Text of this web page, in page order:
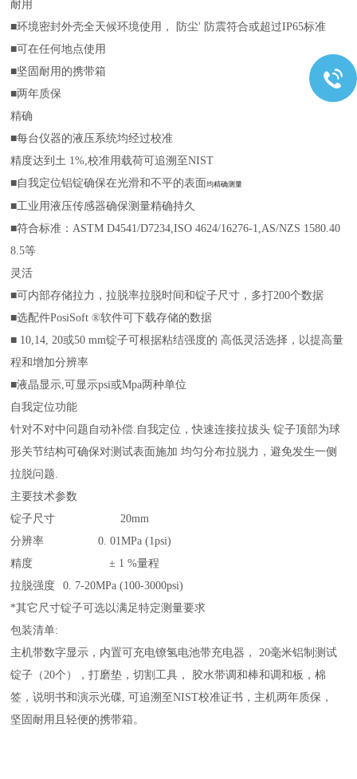
耐用
■环境密封外壳全天候环境使用， 防尘' 防震符合或超过IP65标准
■可在任何地点使用
■坚固 耐用的携带箱
■两年质保
精确
■每台仪器的液压系统均经过校准
精度达到土 1%,校准用载荷可追溯至NIST
■自我定位铝锭确保在光滑和不平的表面均精确测量
■工业用液压传感器确保测量精确持久
■符合标准：ASTM D4541/D7234,ISO 4624/16276-1,AS/NZS 1580.40
8.5等
灵活
■可内部存储拉力，拉脱率拉脱时间和锭子尺寸，多打200个数据
■选配件PosiSoft®软件可下载存储的数据
■ 10,14, 20或50 mm锭子可根据粘结强度的 高低灵活选择，以提高量
程和增加分辨率
■液晶显示,可显示psi或Mpa两种单位
自我定位功能
针对不对中问题自动补偿. 自我定位，快速连接拉拔头 锭子顶部为球
形关节结构可确保对测试表面施加 均匀分布拉脱力，避免发生一侧
拉脱问题.
主要技术参数
锭子尺寸
20mm
分辨率
0. 01MPa (1psi)
精度
± 1 %量程
拉脱强度
0. 7-20MPa (100-3000psi)
*其它尺寸锭子可选以满足特定测量要求
包装清单:
主机带数字显示，内置可充电镣氢电池带充电器，20毫米铝制测试
锭子 （20个），打磨垫，切割工具， 胶水带调和棒和调和板，棉
签，说明书和演示光碟, 可追溯至NIST校准证书，主机两年质保，
坚固耐用且轻便的携带箱。